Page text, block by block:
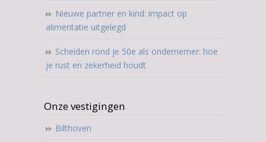
Nieuwe partner en kind: impact op
alimentatie uitgelegd
Scheiden rond je 50e als ondernemer: hoe
je rust en zekerheid houdt
Onze vestigingen
Bilthoven